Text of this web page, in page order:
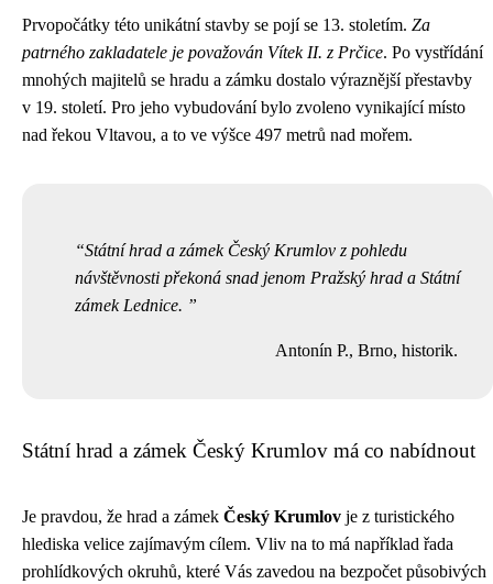
Prvopočátky této unikátní stavby se pojí se 13. stoletím. Za
patrného zakladatele je považován Vítek II. z Prčice. Po vystřídání
mnohých majitelů se hradu a zámku dostalo výraznější přestavby
v 19. století. Pro jeho vybudování bylo zvoleno vynikající místo
nad řekou Vltavou, a to ve výšce 497 metrů nad mořem.
Státní hrad a zámek Český Krumlov z pohledu
návštěvnosti překoná snad jenom Pražský hrad a Státní
zámek Lednice.
Antonín P., Brno, historik.
Státní hrad a zámek Český Krumlov má co nabídnout
Je pravdou, že hrad a zámek Český Krumlov je z turistického
hlediska velice zajímavým cílem. Vliv na to má například řada
prohlídkových okruhů, které Vás zavedou na bezpočet působivých